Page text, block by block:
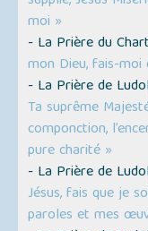
moi »
- La Prière du
mon Dieu, fais-moi
- La Prière de
Ta suprême
componction,
pure charité »
- La Prière de
Jésus, fais que je
paroles et mes